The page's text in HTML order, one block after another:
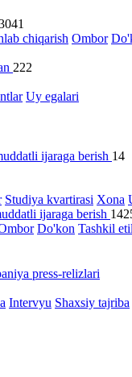
chiqarish Ombor
222
Uy egalari
ijaraga berish 14
Studiya kvartirasi Xona
ijaraga berish
Do'kon Tashkil
press-relizlari
Intervyu Shaxsiy tajriba